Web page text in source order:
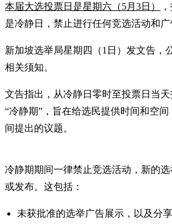
本届大选投票日是星期六（5月3日）
是冷静日，禁止进行任何竞选活动和广
新加坡选举局星期四（1日）发文告，
相关须知。
文告指出，从冷静日零时至投票日当
“冷静期”，旨在给选民提供时间和空
间提出的议题。
冷静期期间一律禁止竞选活动，新的
或发布。这包括：
未获批准的选举广告展示，以及分